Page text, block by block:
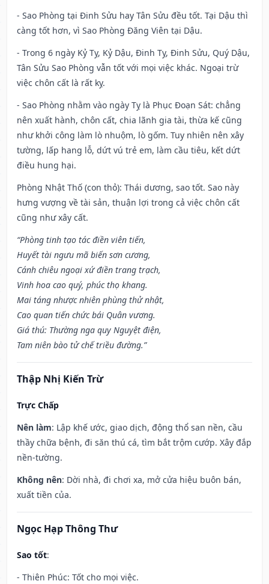
- Sao Phòng tại Đinh Sửu hay Tân Sửu đều tốt. Tại Dậu thì
càng tốt hơn, vì Sao Phòng Đăng Viên tại Dậu.
- Trong 6 ngày Kỷ Tỵ, Kỷ Dậu, Đinh Tỵ, Đinh Sửu, Quý Dậu,
Tân Sửu Sao Phòng vẫn tốt với mọi việc khác. Ngoại trừ
việc chôn cất là rất kỵ.
- Sao Phòng nhằm vào ngày Tỵ là Phục Đoạn Sát: chẳng
nên xuất hành, chôn cất, chia lãnh gia tài, thừa kế cũng
như khởi công làm lò nhuộm, lò gốm. Tuy nhiên nên xây
tường, lấp hang lỗ, dứt vú trẻ em, làm cầu tiêu, kết dứt
điều hung hại.
Phòng Nhật Thố (con thỏ): Thái dương, sao tốt. Sao này
hưng vượng về tài sản, thuận lợi trong cả việc chôn cất
cũng như xây cất.
“Phòng tinh tạo tác điền viên tiến,
Huyết tài ngưu mã biến sơn cương,
Cánh chiêu ngoại xứ điền trang trạch,
Vinh hoa cao quý, phúc thọ khang.
Mai táng nhược nhiên phùng thử nhật,
Cao quan tiến chức bái Quân vương.
Giá thú: Thường nga quy Nguyệt điện,
Tam niên bào tử chế triều đường.”
Thập Nhị Kiến Trừ
Trực Chấp
Nên làm: Lập khế ước, giao dịch, động thổ san nền, cầu
thầy chữa bệnh, đi săn thú cá, tìm bắt trộm cướp. Xây đắp
nền-tường.
Không nên: Dời nhà, đi chơi xa, mở cửa hiệu buôn bán,
xuất tiền của.
Ngọc Hạp Thông Thư
Sao tốt:
- Thiên Phúc: Tốt cho mọi việc.